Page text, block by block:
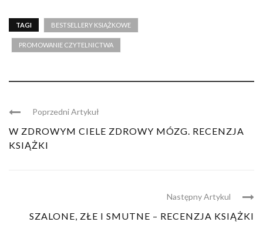
TAGI BESTSELLERY KSIĄŻKOWE
PROMOWANIE CZYTELNICTWA
Poprzedni Artykuł
W ZDROWYM CIELE ZDROWY MÓZG. RECENZJA
KSIĄŻKI
Następny Artykul
SZALONE, ZŁE I SMUTNE – RECENZJA KSIĄŻKI